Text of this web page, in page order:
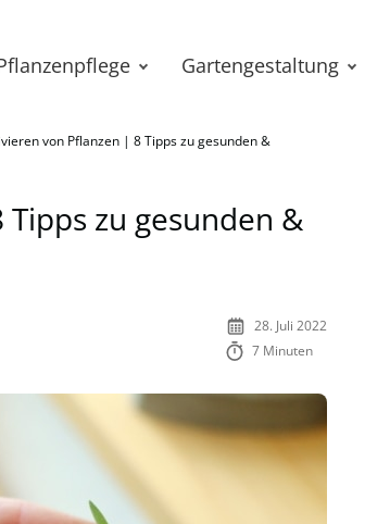
Gartengestaltung
von Pflanzen | 8 Tipps zu gesunden &
zu gesunden &
28. Juli 2022
7 Minuten